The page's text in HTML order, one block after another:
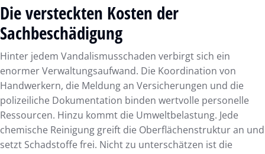
Die versteckten Kosten der
Sachbeschädigung
Hinter jedem Vandalismusschaden verbirgt sich ein
enormer Verwaltungsaufwand. Die Koordination von
Handwerkern, die Meldung an Versicherungen und die
polizeiliche Dokumentation binden wertvolle personelle
Ressourcen. Hinzu kommt die Umweltbelastung. Jede
chemische Reinigung greift die Oberflächenstruktur an und
setzt Schadstoffe frei. Nicht zu unterschätzen ist die